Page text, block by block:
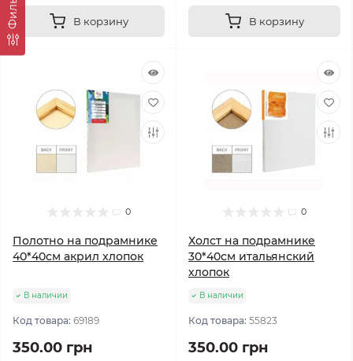
В корзину В корзину
0
Полотно на подрамнике
40*40см акрил хлопок
В наличии
Код товара: 69189
350.00 грн
0
Холст на подрамнике
30*40см итальянский
хлопок
В наличии
Код товара: 55823
350.00 грн